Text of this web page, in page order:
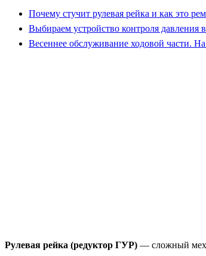
Почему стучит рулевая рейка и как это
Выбираем устройство контроля давления
Весеннее обслуживание ходовой части.
Рулевая рейка (редуктор ГУР) — сложный